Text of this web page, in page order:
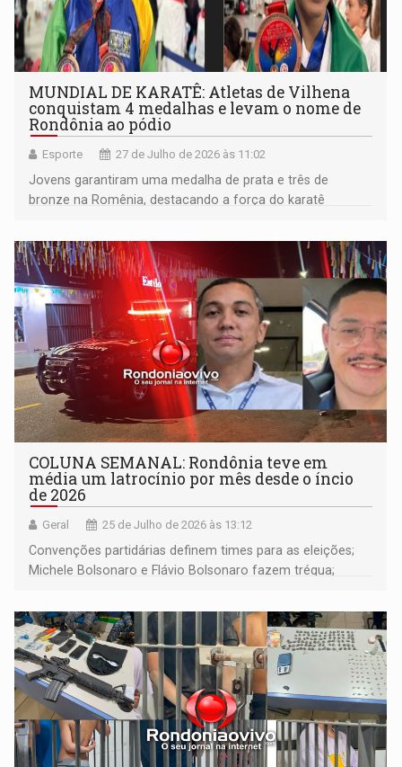
MUNDIAL DE KARATÊ: Atletas de Vilhena
conquistam 4 medalhas e levam o nome de
Rondônia ao pódio
Esporte 27 de Julho de 2026 às 11:02
Jovens garantiram uma medalha de prata e três de
bronze na Romênia, destacando a força do karatê
COLUNA SEMANAL: Rondônia teve em
média um latrocínio por mês desde o íncio
de 2026
Geral 25 de Julho de 2026 às 13:12
Convenções partidárias definem times para as eleições;
Michele Bolsonaro e Flávio Bolsonaro fazem trégua;
mais